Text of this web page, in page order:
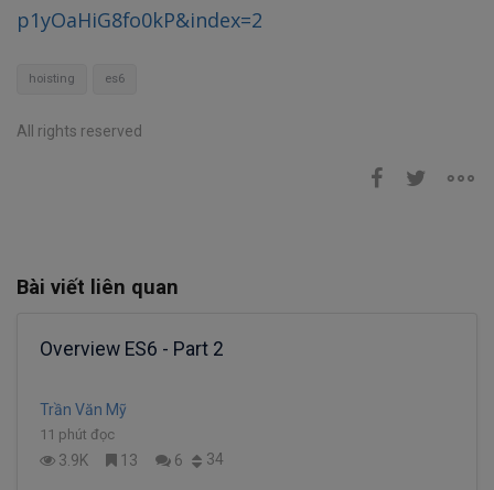
p1yOaHiG8fo0kP&index=2
hoisting es6
All rights reserved
Bài viết liên quan
Overview ES6 - Part 2
Trần Văn Mỹ
11 phút đọc
3.9K 13 6 34